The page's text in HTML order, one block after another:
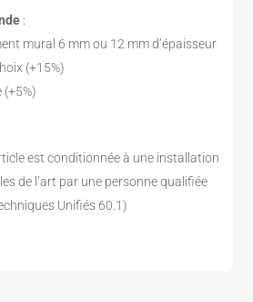
:
mural 6 mm ou 12 mm d’épaisseur
(+15%)
(+5%)
est conditionnée à une installation
de l’art par une personne qualifiée
Unifiés 60.1)